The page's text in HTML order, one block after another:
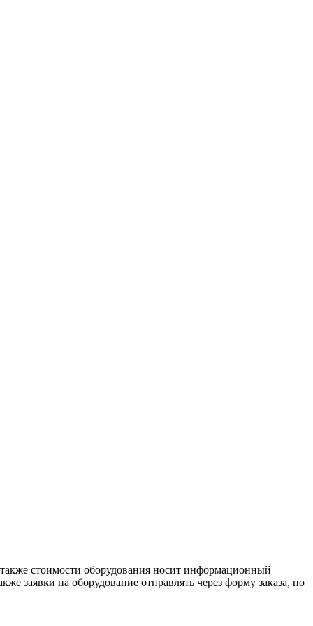
стоимости оборудования носит информационный
заявки на оборудование отправлять через форму заказа, по